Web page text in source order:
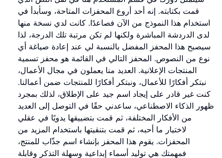
قمت بكتابته. إنه أحد أروع المحفزات المتاحة، وسأبدأ في
استخدام هذا النموذج من الآن فصاعدًا. كانت لدي نسخة منها
لدى الدردشة المباشرة ولكنها لم تكن مرتبة تلك الدرجة، لذا
سيصبح هذا المحفز المفضل بالنسبة لي عند إعادة صياغة أي
نوع من النصوص. المحفز التالي في القائمة هو محفز تسمية
المنتجات الإعلانية. العديد منا يعملون في مجال الأعمال،
نبتكر أفكارًا للأعمال، ونبتكر أفكارًا للمنتجات ضمن أعمالنا.
كنت غير قادر على إيجاد اسم جيد على الإطلاق، لذلك بمجرد
ظهور الذكاء الاصطناعي، ساعدني حقًا في التوصل إلى العديد
من الأفكار المختلفة، ثم قمت بتضييقها يدويًا في عقلي
لاختيار ما أحبه، ثم قمت بتنقيتها باستخدام المزيد من
المحفزات. يقوم هذا المحفز بإنشاء اسم جذّاب للمنتج،
فمهمتك هي توليد أسماء إبداعية وسهلة التذكر وقابلة